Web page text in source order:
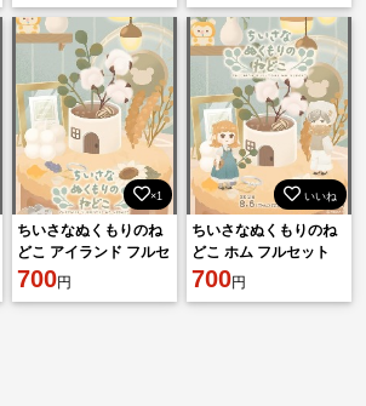
×1
ちいさなぬくもりのね
どこ アイランド フルセ
ット
700円
いいね
ちいさなぬくもりのね
どこ ホム フルセット
700円